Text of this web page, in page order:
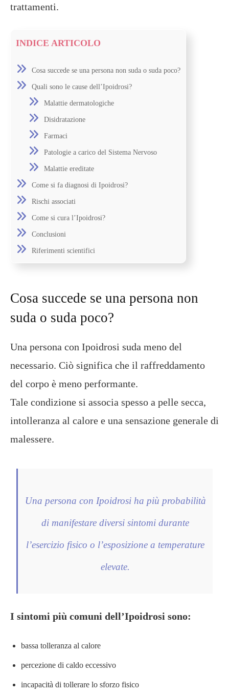
trattamenti.
INDICE ARTICOLO
Cosa succede se una persona non suda o suda poco?
Quali sono le cause dell’Ipoidrosi?
Malattie dermatologiche
Disidratazione
Farmaci
Patologie a carico del Sistema Nervoso
Malattie ereditate
Come si fa diagnosi di Ipoidrosi?
Rischi associati
Come si cura l’Ipoidrosi?
Conclusioni
Riferimenti scientifici
Cosa succede se una persona non
suda o suda poco?
Una persona con Ipoidrosi suda meno del
necessario. Ciò significa che il raffreddamento
del corpo è meno performante.
Tale condizione si associa spesso a pelle secca,
intolleranza al calore e una sensazione generale di
malessere.
Una persona con Ipoidrosi ha più probabilità
di manifestare diversi sintomi durante
l’esercizio fisico o l’esposizione a temperature
elevate.
I sintomi più comuni dell’Ipoidrosi sono:
bassa tolleranza al calore
percezione di caldo eccessivo
incapacità di tollerare lo sforzo fisico